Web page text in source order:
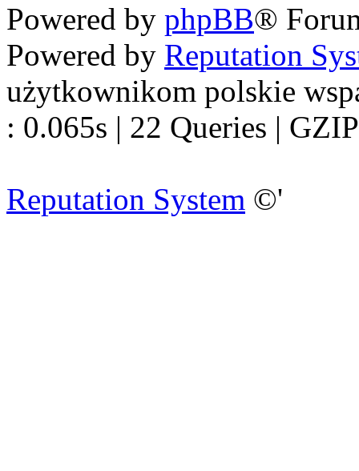
Powered by phpBB®
Powered by Reputation
użytkownikom polskie
: 0.065s | 22 Queries |
Reputation System ©'